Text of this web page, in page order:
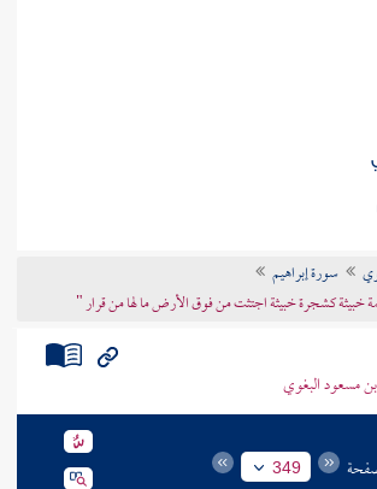
سورة إبراهيم
خبيثة كشجرة خبيثة اجتثت من فوق الأرض ما لها من قرار "
مسعود البغوي
349